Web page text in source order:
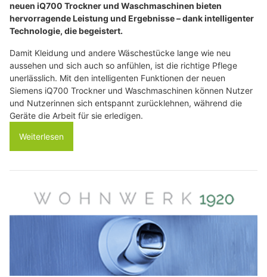
neuen iQ700 Trockner und Waschmaschinen bieten
hervorragende Leistung und Ergebnisse – dank intelligenter
Technologie, die begeistert.
Damit Kleidung und andere Wäschestücke lange wie neu
aussehen und sich auch so anfühlen, ist die richtige Pflege
unerlässlich. Mit den intelligenten Funktionen der neuen
Siemens iQ700 Trockner und Waschmaschinen können Nutzer
und Nutzerinnen sich entspannt zurücklehnen, während die
Geräte die Arbeit für sie erledigen.
Weiterlesen